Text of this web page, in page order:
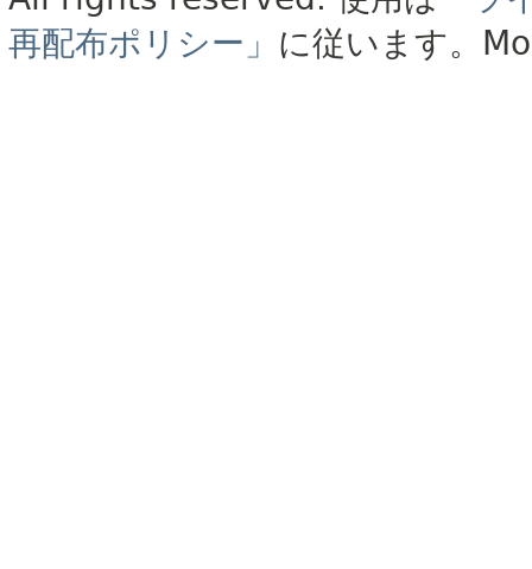
再配布ポリシー」 に従います。